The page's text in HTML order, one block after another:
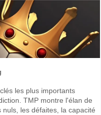
les plus importants
TMP montre l'élan de
les défaites, la capacité